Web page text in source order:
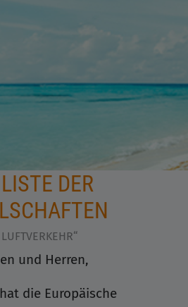
DER
und Herren,
die Europäische